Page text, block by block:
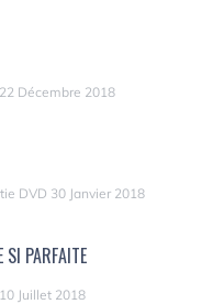
Décembre 2018
DVD 30 Janvier 2018
SI PARFAITE
Juillet 2018